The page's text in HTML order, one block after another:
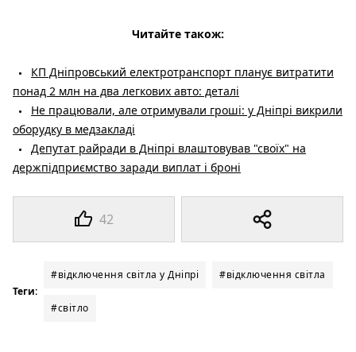
42
Читайте також:
КП Дніпровський електротранспорт планує витратити
понад 2 млн на два легкових авто: деталі
Не працювали, але отримували гроші: у Дніпрі викрили
оборудку в медзакладі
Депутат райради в Дніпрі влаштовував "своїх" на
держпідприємство заради виплат і броні
Теги:
#відключення світла у Дніпрі #відключення світла
#світло